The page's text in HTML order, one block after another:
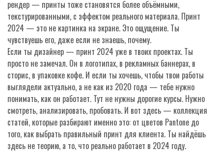
рендер — принты тоже становятся более объёмными,
текстурированными, с эффектом реального материала. Принт
2024 — это не картинка на экране. Это ощущение. Ты
чувствуешь его, даже если не знаешь, почему.
Если ты дизайнер — принт 2024 уже в твоих проектах. Ты
просто не замечал. Он в логотипах, в рекламных баннерах, в
сторис, в упаковке кофе. И если ты хочешь, чтобы твои работы
выглядели актуально, а не как из 2020 года — тебе нужно
понимать, как он работает. Тут не нужны дорогие курсы. Нужно
смотреть, анализировать, пробовать. И вот здесь — коллекция
статей, которые разбирают именно это: от цветов Pantone до
того, как выбрать правильный принт для клиента. Ты найдёшь
здесь не теорию, а то, что реально работает в 2024 году.